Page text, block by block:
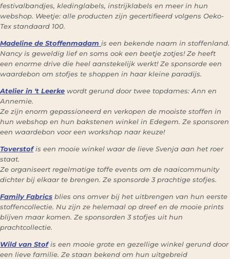
festivalbandjes, kledinglabels, instrijklabels en meer in hun
webshop. Weetje: alle producten zijn gecertifieerd volgens Oeko-
Tex standaard 100.
Madeline de Stoffenmadam is een bekende naam in stoffenland.
Nancy is geweldig lief en soms ook een beetje zotjes! Ze heeft
een enorme drive die heel aanstekelijk werkt! Ze sponsorde een
waardebon om stofjes te shoppen in haar kleine paradijs.
Atelier in ‘t Leerke wordt gerund door twee topdames: Ann en
Annemie.
Ze zijn enorm gepassioneerd en verkopen de mooiste stoffen in
hun webshop en hun bakstenen winkel in Edegem. Ze sponsoren
een waardebon voor een workshop naar keuze!
Toverstofis een mooie winkel waar de lieve Svenja aan het roer
staat.
Ze organiseert regelmatige toffe events om de naaicommunity
dichter bij elkaar te brengen. Ze sponsorde 3 prachtige stofjes.
Family Fabrics blies ons omver bij het uitbrengen van hun eerste
stoffencollectie. Nu zijn ze helemaal op dreef en de mooie prints
blijven maar komen. Ze sponsorden 3 stofjes uit hun
prachtcollectie.
Wild van Stofis een mooie grote en gezellige winkel gerund door
een lieve familie. Ze staan bekend om hun uitgebreid